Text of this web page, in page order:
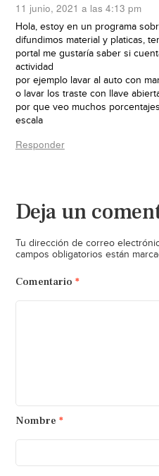
11 junio, 2021 a las 4:13 pm
Hola, estoy en un programa
difundimos material y platicas,
portal me gustaría saber si
actividad
por ejemplo lavar al auto con
o lavar los traste con llave
por que veo muchos
escala
Responder
Deja un
Tu dirección de correo
campos obligatorios están
Comentario *
Nombre *